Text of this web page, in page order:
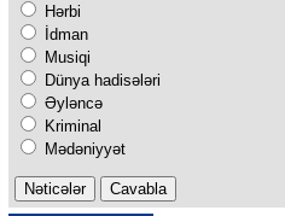
Hərbi
İdman
Musiqi
Dünya hadisələri
Əyləncə
Kriminal
Mədəniyyət